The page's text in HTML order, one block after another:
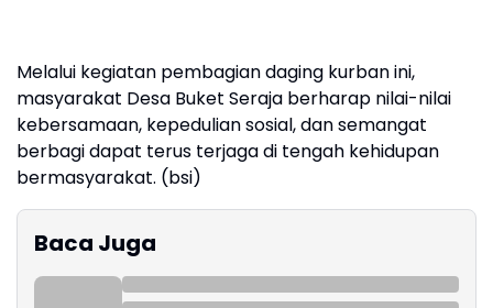
Melalui kegiatan pembagian daging kurban ini,
masyarakat Desa Buket Seraja berharap nilai-nilai
kebersamaan, kepedulian sosial, dan semangat
berbagi dapat terus terjaga di tengah kehidupan
bermasyarakat. (bsi)
Baca Juga